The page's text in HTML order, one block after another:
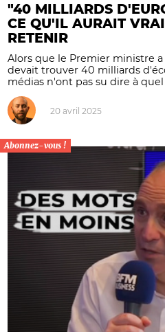
"40 MILLIARDS
CE QU'IL AURAIT
RETENIR
Alors que le Premier ministre
devait trouver 40 milliards
médias n'ont pas su dire à
20 avril 2025
Abonnez-vous !